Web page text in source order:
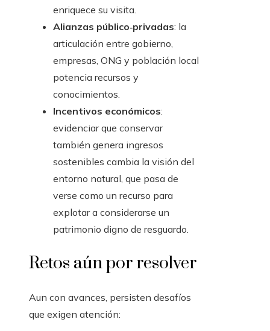
enriquece su visita.
Alianzas público‑privadas: la
articulación entre gobierno,
empresas, ONG y población local
potencia recursos y
conocimientos.
Incentivos económicos:
evidenciar que conservar
también genera ingresos
sostenibles cambia la visión del
entorno natural, que pasa de
verse como un recurso para
explotar a considerarse un
patrimonio digno de resguardo.
Retos aún por resolver
Aun con avances, persisten desafíos
que exigen atención: